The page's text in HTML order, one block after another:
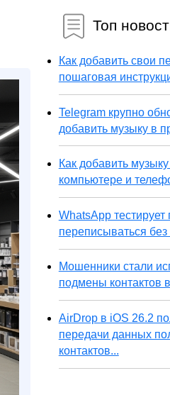
Топ
Как добавить свои
пошаговая
Telegram крупно
добавить музыку в
Как добавить
компьютере и
WhatsApp тестирует
переписываться
Мошенники стали
подмены контактов
AirDrop в iOS 26.2
передачи данных
контактов...